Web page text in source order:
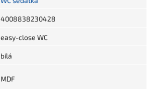
4008838230428
easy-close WC
bílá
MDF